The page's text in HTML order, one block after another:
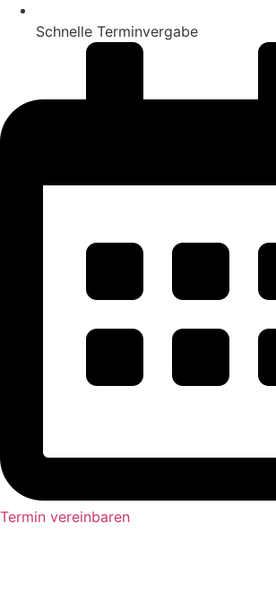
Schnelle Terminvergabe
Termin vereinbaren